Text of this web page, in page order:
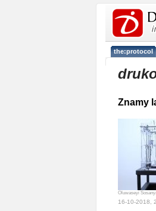
the:protocol
Znamy
Oluwaseyi
16-10-2018,